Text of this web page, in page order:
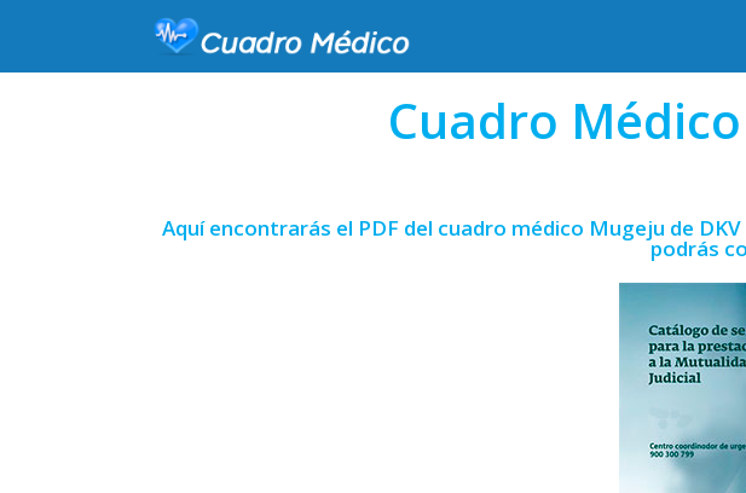
Cuadro
Aquí encontrarás el PDF del cuadro médico Mugeju de
podrás